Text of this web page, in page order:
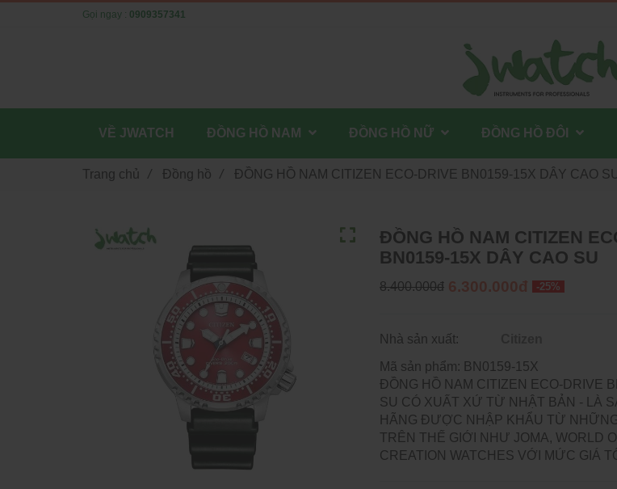
ĐỒNG HỒ NAM CITIZEN
BN0159-15X DÂY CAO SU
8.400.000đ 6.300.000đ -25%
Nhà sản xuất:
Mã sản phẩm: BN0159-15X
ĐỒNG HỒ NAM CITIZEN ECO-DRIVE
SU CÓ XUẤT XỨ TỪ NHẬT BẢN - LÀ
HÃNG ĐƯỢC NHẬP KHẨU TỪ
TRÊN THẾ GIỚI NHƯ JOMA, WORLD
CREATION WATCHES VỚI MỨC GIÁ
Trang chủ / Đồng hồ / ĐỒNG HỒ NAM CITIZEN ECO-DRIVE BN0159-15X DÂY CAO SU
Gọi ngay : 0909357341
VỀ JWATCH ĐỒNG HỒ NAM ĐỒNG HỒ NỮ ĐỒNG HỒ ĐÔI